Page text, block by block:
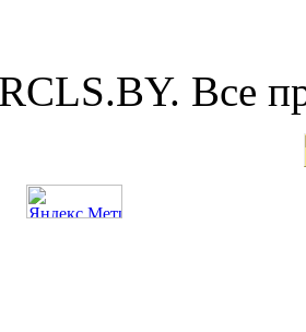
Все